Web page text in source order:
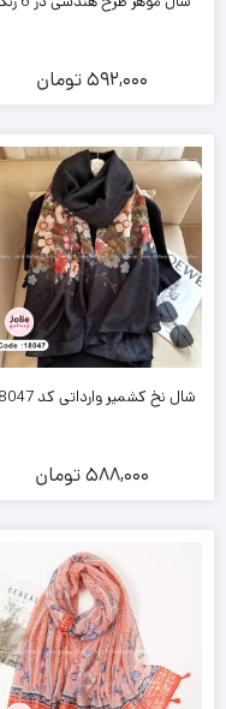
592,000تومان
شال نخ کشمیر وارداتی کد 18047
588,000تومان